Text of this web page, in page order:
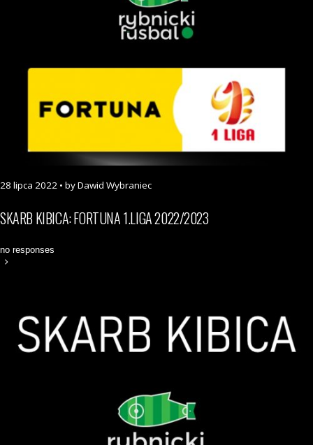
28 lipca 2022 • by Dawid Wybraniec
SKARB KIBICA: FORTUNA 1.LIGA 2022/2023
no responses